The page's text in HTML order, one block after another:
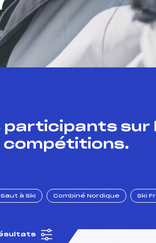
sur
compétitions.
Saut à Ski Combiné Nordique Ski